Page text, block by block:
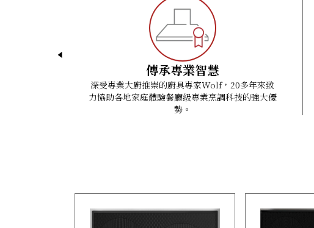
傳承專業智慧
深受專業大廚推崇的廚具專家Wolf，20多年來致
力協助各地家庭體驗餐廳級專業烹調科技的強大優
勢。